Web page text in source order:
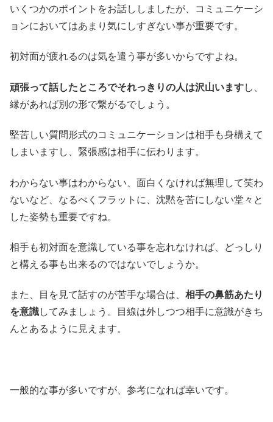
いくつかのポイントをお話ししましたが、コミュニケーシ
ョンにおいてはあまり気にしすぎない事が重要です。
初対面が疲れるのは気を遣う事が多いからですよね。
頑張って話したところでそれっきりの人は沢山いますし、
縁があれば別の形で繋がるでしょう。
堅苦しい質問形式のコミュニケーションは相手も身構えて
しまいますし、緊張感は相手に伝わります。
わからない事はわからない、面白くなければ無理して笑わ
ないなど、なるべくフラットに、沈黙を苦にしない堂々と
した姿勢も重要ですね。
相手も初対面を意識している事を忘れなければ、どっしり
と構える事も出来るのではないでしょうか。
また、目を見て話すのが苦手な場合は、 相手の鼻筋あたり
を意識してみましょう。目線は外しつつ相手に意識がきち
んとあるように見えます。
一般的な事が多いですが、参考になれば幸いです。